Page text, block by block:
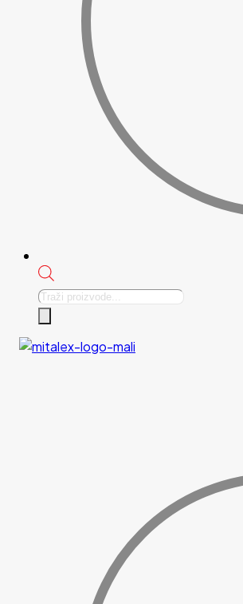
Products
search